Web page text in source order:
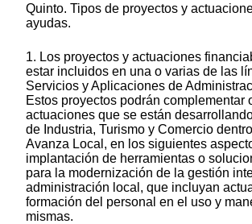
Quinto. Tipos de proyectos y
ayudas.
1. Los proyectos y actuaciones
estar incluidos en una o varias de las
Servicios y Aplicaciones de
Estos proyectos podrán complementar
actuaciones que se están
de Industria, Turismo y Comercio
Avanza Local, en los siguientes
implantación de herramientas o
para la modernización de la gestión
administración local, que incluyan
formación del personal en el uso y
mismas.